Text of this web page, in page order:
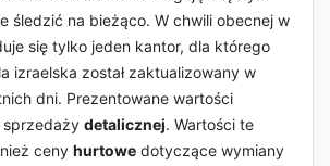
śledzić na bieżąco. W chwili obecnej w
się tylko jeden kantor, dla którego
izraelska został zaktualizowany w
dni. Prezentowane wartości
sprzedaży detalicznej. Wartości te
ceny hurtowe dotyczące wymiany